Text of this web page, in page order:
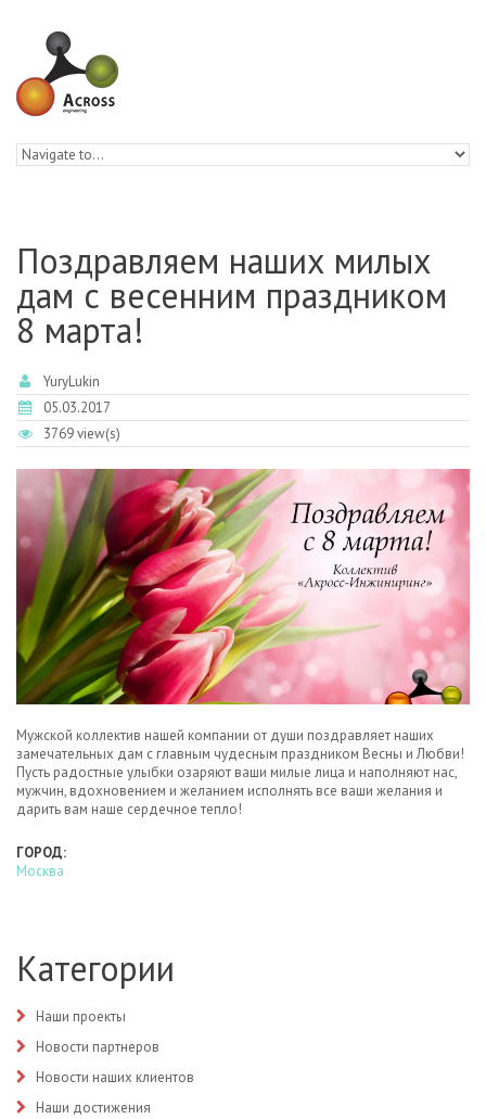
Поздравляем наших милых
дам с весенним праздником
8 марта!
YuryLukin
05.03.2017
3769 view(s)
Мужской коллектив нашей компании от души поздравляет наших
замечательных дам с главным чудесным праздником Весны и Любви!
Пусть радостные улыбки озаряют ваши милые лица и наполняют нас,
мужчин, вдохновением и желанием исполнять все ваши желания и
дарить вам наше сердечное тепло!
ГОРОД:
Москва
Категории
Наши проекты
Новости партнеров
Новости наших клиентов
Наши достижения